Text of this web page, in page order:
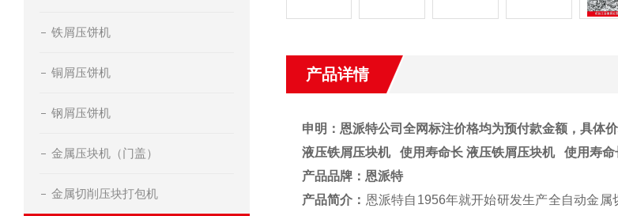
铁屑压饼机
铜屑压饼机
钢屑压饼机
金属压块机（门盖）
金属切削压块打包机
产品详情
申明：恩派特公司全网标注价格均为预付款金额，具体价
液压铁屑压块机 使用寿命长 液压铁屑压块机 使用寿命
产品品牌： 恩派特
产品简介： 恩派特自1956年就开始研发生产全自动金